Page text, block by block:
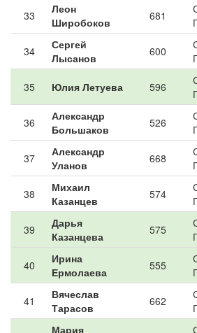
33
Леон
Широбоков
681
34
Сергей
Лысанов
600
35 Юлия Летуева 596
36
Александр
Большаков
526
37
Александр
Уланов
668
38
Михаил
Казанцев
574
39
Дарья
Казанцева
575
40
Ирина
Ермолаева
555
41
Вячеслав
Тарасов
662
Мария